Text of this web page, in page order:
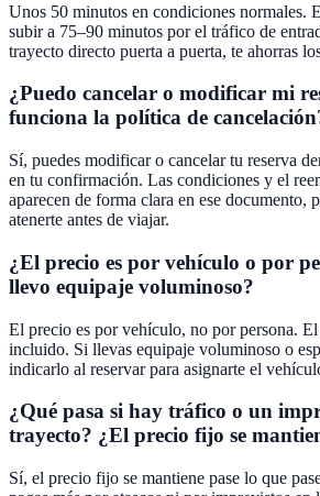
Unos 50 minutos en condiciones normales.
subir a 75–90 minutos por el tráfico de
trayecto directo puerta a puerta, te ahorras
¿Puedo cancelar o modificar mi
funciona la política de
Sí, puedes modificar o cancelar tu reserva
en tu confirmación. Las condiciones y el
aparecen de forma clara en ese documento,
atenerte antes de viajar.
¿El precio es por vehículo o por
llevo equipaje voluminoso?
El precio es por vehículo, no por persona. El
incluido. Si llevas equipaje voluminoso o
indicarlo al reservar para asignarte el
¿Qué pasa si hay tráfico o un
trayecto? ¿El precio fijo se
Sí, el precio fijo se mantiene pase lo que